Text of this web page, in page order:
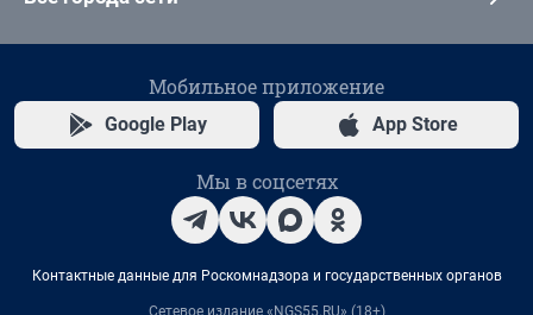
Мобильное приложение
Google Play App Store
Мы в соцсетях
Контактные данные для Роскомнадзора и государственных органов
Сетевое издание «NGS55.RU» (18+)